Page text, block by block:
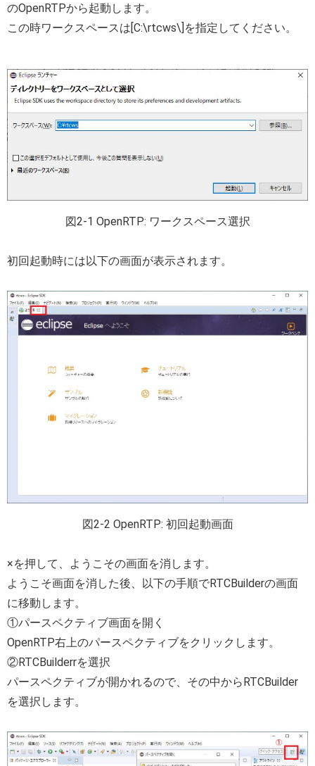
のOpenRTPから起動します。
この時ワークスペースは[C:\rtcws\]を指定してください。
図2-1 OpenRTP: ワークスペース選択
初回起動時には以下の画面が表示されます。
図2-2 OpenRTP: 初回起動画面
×を押して、ようこその画面を消します。
ようこそ画面を消した後、以下の手順でRTCBuilderの画面
に移動します。
①パースペクティブ画面を開く
OpenRTP右上のパースペクティブをクリックします。
②RTCBuilderrを選択
パースペクティブが開かれるので、その中からRTCBuilder
を選択します。